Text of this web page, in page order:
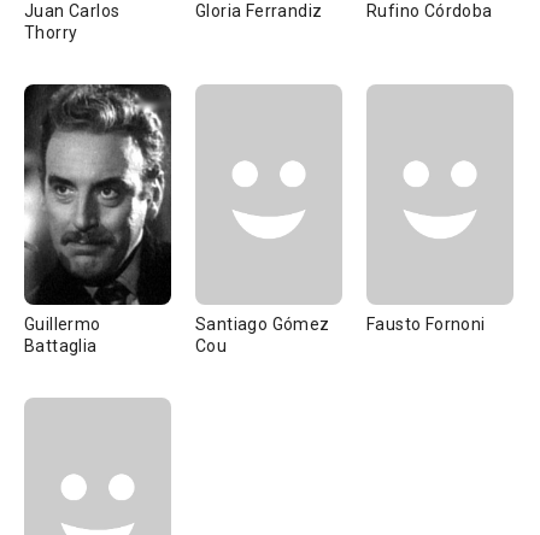
Juan Carlos
Thorry
Gloria Ferrandiz Rufino Córdoba
Guillermo
Battaglia
Santiago Gómez
Cou
Fausto Fornoni